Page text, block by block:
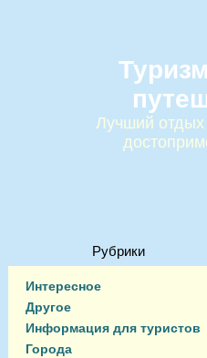
Лучший
Рубрики
Интересное
Другое
Информация для туристов
Города